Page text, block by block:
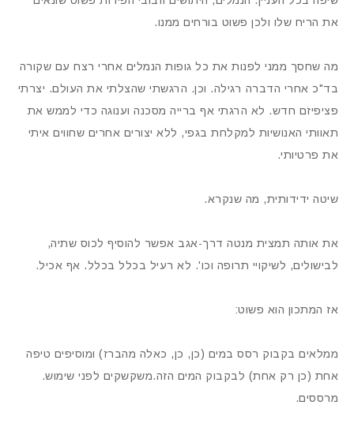
את הריח שלו ולכן פשוט בורחים ממנו.
מה שחסך ממני לפנות את כל גופות הנמלים אחרי רצח עם שקורה
בד"כ אחרי הדברה רגילה. וכן. הרגשתי שהצלתי את העולם. יצרתי
פציפיזם חדש. לא הרגתי אף ברייה מסכנה וענוגה כדי לממש את
תאוותי האנושיות למקלחת בגפי, ללא יצורים אחרים שחווים איתי
את פרטיותי.
שיטה ידידותית, מה שנקרא.
את אותה תמצית מנטה דרך-אגב אפשר להוסיף לכוס שתיה,
לבישולים, לשיקויי תרופה וכו'. לא רעיל בכלל בכלל. אף אכיל.
אז המתכון הוא פשוט:
ממלאים בקבוק רסס במים (כן, כן, כאלה מהברז) ומוסיפים טיפה
אחת (כן רק אחת) לבקבוק המים הזה.משקשקים לפני שימוש.
מרססים.